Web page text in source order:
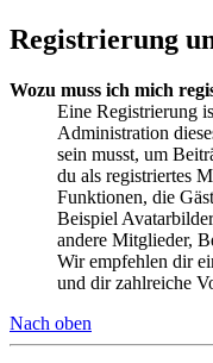
Registrierung
Wozu muss ich mich
Eine Registrierung
Administration
sein musst, um
du als registriertes
Funktionen, die
Beispiel
andere Mitglieder,
Wir empfehlen dir
und dir zahlreiche
Nach oben